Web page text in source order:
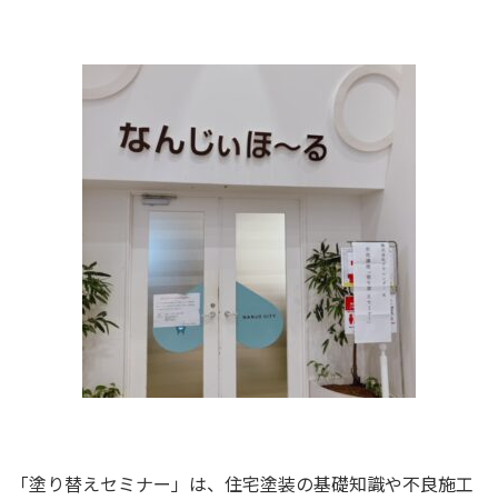
「塗り替えセミナー」は、住宅塗装の基礎知識や不良施工